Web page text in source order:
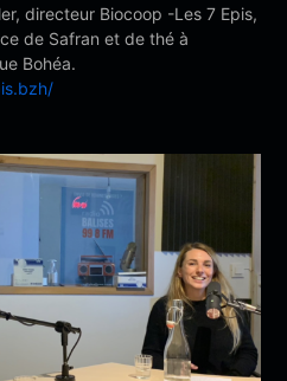
directeur Biocoop -Les 7 Epis,
de Safran et de thé à
Bohéa.